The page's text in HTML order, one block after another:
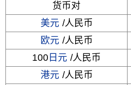
货币对
美元 /人民币
欧元 /人民币
100 日元 /人民币
港元 /人民币